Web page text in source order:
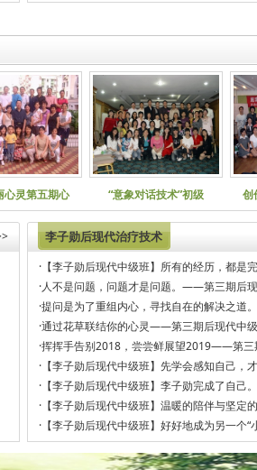
门美丽心灵第五期心 “意象对话技术”初级
李子勋后现代治疗技术
· 【李子勋后现代中级班】所有的经历，都是完
·人不是问题，问题才是问题。——第三期后
·提问是为了重组内心，寻找自在的解决之
·通过花草联结你的心灵——第三期后现代中
·挥挥手告别2018，尝尝鲜展望2019——第三
· 【李子勋后现代中级班】先学会感知自己，
· 【李子勋后现代中级班】李子勋完成了自
· 【李子勋后现代中级班】温暖的陪伴与坚
· 【李子勋后现代中级班】好好地成为另一个